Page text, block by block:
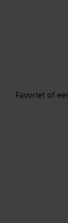
Favoriet of